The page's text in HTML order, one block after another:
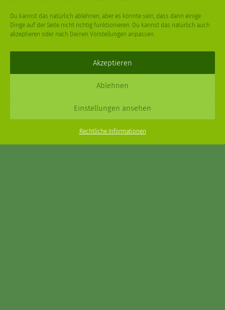
Du kannst das natürlich ablehnen, aber es könnte sein, dass dann einige
Dinge auf der Seite nicht richtig funktionieren. Du kannst das natürlich auch
akzeptieren oder nach Deinen Vorstellungen anpassen.
Akzeptieren
Ablehnen
Einstellungen ansehen
Rechtliche Informationen
Menu
XPDT : Marken & Kommunikation